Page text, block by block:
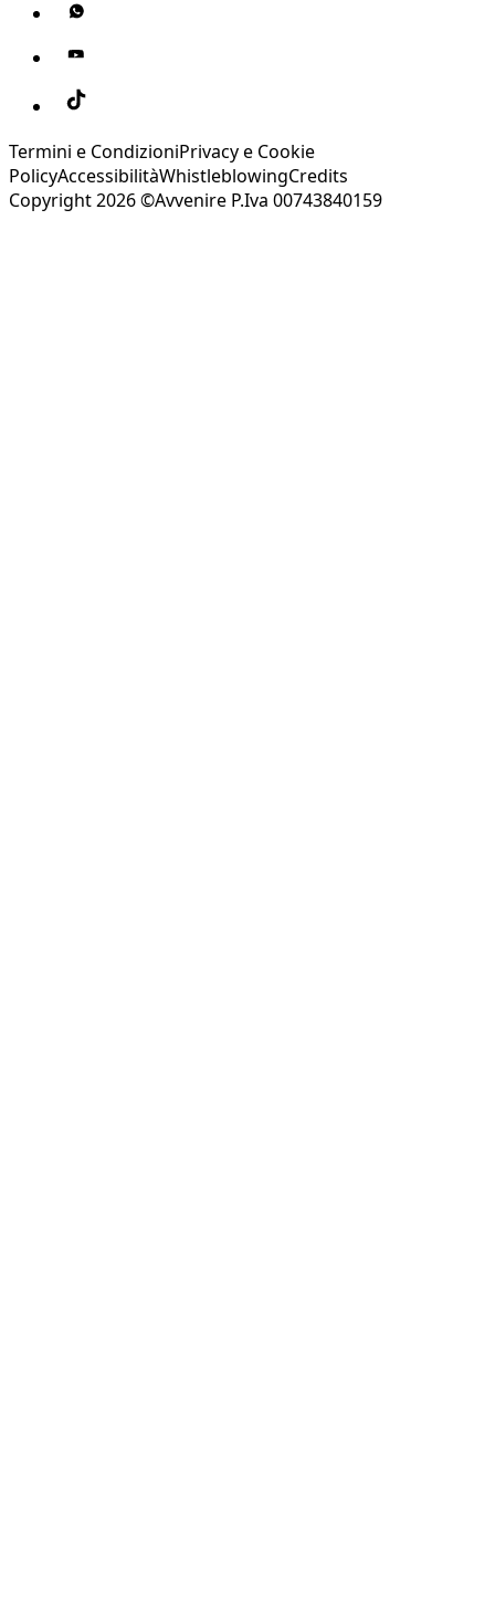
Termini e CondizioniPrivacy e Cookie
PolicyAccessibilitàWhistleblowingCredits
Copyright 2026 ©Avvenire P.Iva 00743840159